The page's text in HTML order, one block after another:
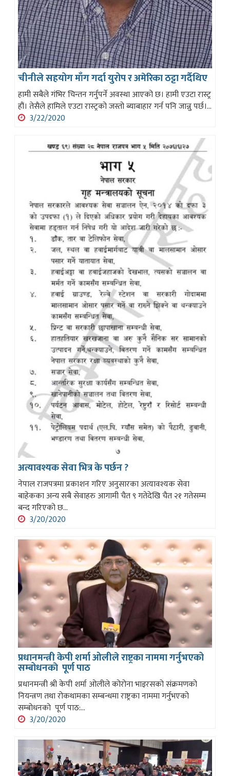
चीनीले सहयोग माँग गर्दा युरोप र अमेरिका ठट्टा गर्दैथिए
हामी सबैले गंभिर चिन्तन गर्नुपर्ने अवस्था आएको छ। हामी एउटा रास्ट्र
हौं। तेसैले हामिले एउटा रास्ट्रको जस्तो ब्याबाहार गर्न पनि जान्नु पर्छ।...
3/22/2020
अत्यावश्यक सेवा भित्र के पर्छन ?
नेपाल राजपत्रमा प्रकाशन गरिए अनुसारका अत्यावश्यक सेवा
बाहेकका अन्य सबै सेवाहरु आगामी चैत ९ गतेदेखि चैत २१ गतेसम्म
बन्द गरिएको छ...
3/20/2020
प्रधानमन्त्री केपी शर्मा ओलीले राष्ट्रका नाममा गर्नुभएको
सम्बोधनकाे पूर्ण पाठ
प्रधानमन्त्री श्री केपी शर्मा ओलीले कोरोना भाइरसको संक्रमणको
नियन्त्रण तथा रोकथामका सम्बन्धमा राष्ट्रका नाममा गर्नुभएको
सम्बोधनकाे पूर्ण पाठ:...
3/20/2020